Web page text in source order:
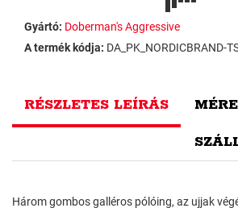
Gyártó: Doberman's Aggressive
A termék kódja: DA_PK_NORDICBRAND-
RÉSZLETES LEÍRÁS
Három gombos galléros pólóing, az ujjak